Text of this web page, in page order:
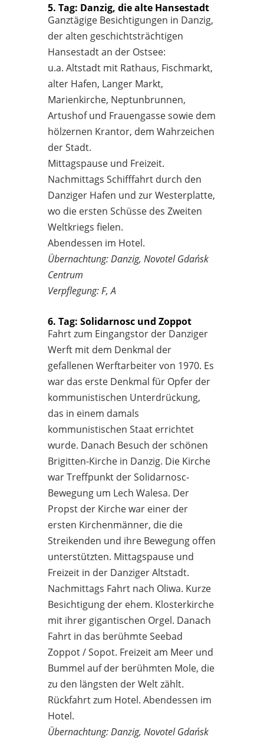
5. Tag: Danzig, die alte Hansestadt
Ganztägige Besichtigungen in Danzig,
der alten geschichtsträchtigen
Hansestadt an der Ostsee:
u.a. Altstadt mit Rathaus, Fischmarkt,
alter Hafen, Langer Markt,
Marienkirche, Neptunbrunnen,
Artushof und Frauengasse sowie dem
hölzernen Krantor, dem Wahrzeichen
der Stadt.
Mittagspause und Freizeit.
Nachmittags Schifffahrt durch den
Danziger Hafen und zur Westerplatte,
wo die ersten Schüsse des Zweiten
Weltkriegs fielen.
Abendessen im Hotel.
Übernachtung: Danzig, Novotel Gdańsk
Centrum
Verpflegung: F, A
6. Tag: Solidarnosc und Zoppot
Fahrt zum Eingangstor der Danziger
Werft mit dem Denkmal der
gefallenen Werftarbeiter von 1970. Es
war das erste Denkmal für Opfer der
kommunistischen Unterdrückung,
das in einem damals
kommunistischen Staat errichtet
wurde. Danach Besuch der schönen
Brigitten-Kirche in Danzig. Die Kirche
war Treffpunkt der Solidarnosc-
Bewegung um Lech Walesa. Der
Propst der Kirche war einer der
ersten Kirchenmänner, die die
Streikenden und ihre Bewegung offen
unterstützten. Mittagspause und
Freizeit in der Danziger Altstadt.
Nachmittags Fahrt nach Oliwa. Kurze
Besichtigung der ehem. Klosterkirche
mit ihrer gigantischen Orgel. Danach
Fahrt in das berühmte Seebad
Zoppot / Sopot. Freizeit am Meer und
Bummel auf der berühmten Mole, die
zu den längsten der Welt zählt.
Rückfahrt zum Hotel. Abendessen im
Hotel.
Übernachtung: Danzig, Novotel Gdańsk